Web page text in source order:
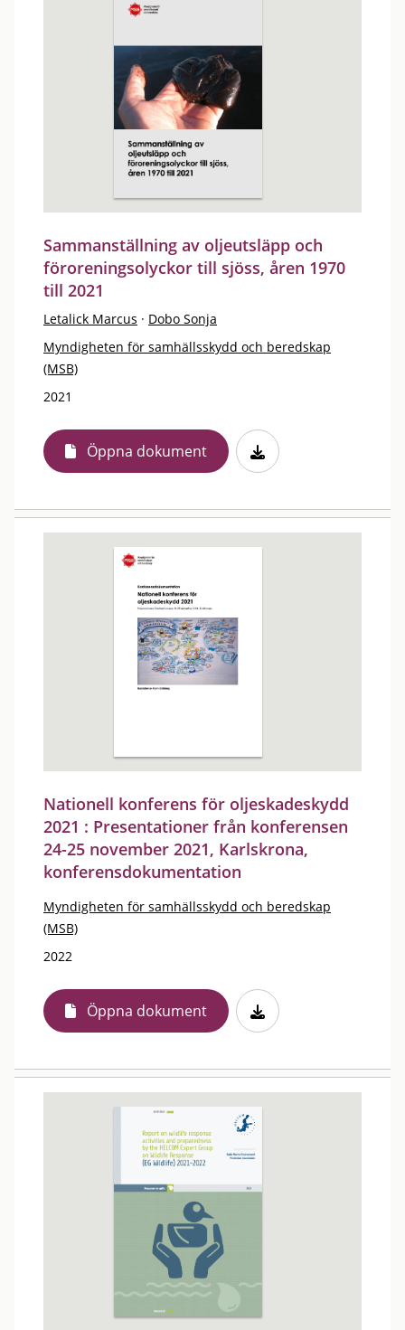
Sammanställning av oljeutsläpp och
föroreningsolyckor till sjöss, åren 1970
till 2021
Letalick Marcus · Dobo Sonja
Myndigheten för samhällsskydd och beredskap
(MSB)
2021
Öppna dokument
Nationell konferens för oljeskadeskydd
2021 : Presentationer från konferensen
24-25 november 2021, Karlskrona,
konferensdokumentation
Myndigheten för samhällsskydd och beredskap
(MSB)
2022
Öppna dokument